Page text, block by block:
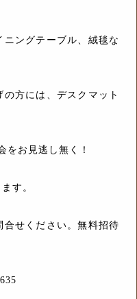
ングテーブル、絨毯な
方には、デスクマット
をお見逃し無く！
す。
合せください。無料招待